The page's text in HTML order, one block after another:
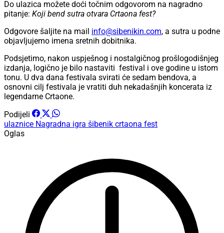
Do ulazica možete doći točnim odgovorom na nagradno
pitanje: Koji bend sutra otvara Crtaona fest?
Odgovore šaljite na mail info@sibenikin.com, a sutra u podne
objavljujemo imena sretnih dobitnika.
Podsjetimo, nakon uspješnog i nostalgičnog prošlogodišnjeg
izdanja, logično je bilo nastaviti festival i ove godine u istom
tonu. U dva dana festivala svirati će sedam bendova, a
osnovni cilj festivala je vratiti duh nekadašnjih koncerata iz
legendarne Crtaone.
Podijeli
ulaznice Nagradna igra šibenik crtaona fest
Oglas